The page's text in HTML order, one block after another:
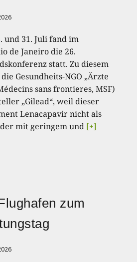
und 31. Juli fand im
de Janeiro die 26.
statt. Zu diesem
Gesundheits-NGO „Ärzte
sans frontieres, MSF)
„Gilead“, weil dieser
Lenacapavir nicht als
mit geringem und [+]
zum